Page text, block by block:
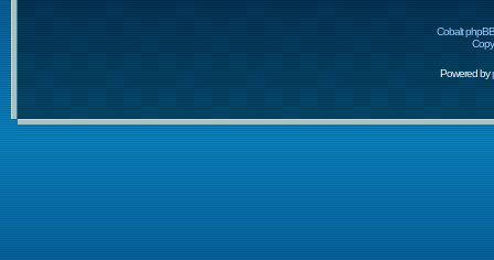
Cobalt
Powered by